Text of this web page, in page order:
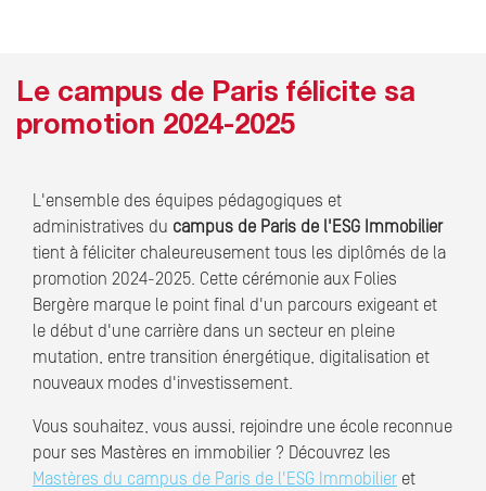
Le campus de Paris félicite sa
promotion 2024-2025
L'ensemble des équipes pédagogiques et
administratives du campus de Paris de l'ESG Immobilier
tient à féliciter chaleureusement tous les diplômés de la
promotion 2024-2025. Cette cérémonie aux Folies
Bergère marque le point final d'un parcours exigeant et
le début d'une carrière dans un secteur en pleine
mutation, entre transition énergétique, digitalisation et
nouveaux modes d'investissement.
Vous souhaitez, vous aussi, rejoindre une école reconnue
pour ses Mastères en immobilier ? Découvrez les
Mastères du campus de Paris de l'ESG Immobilier et